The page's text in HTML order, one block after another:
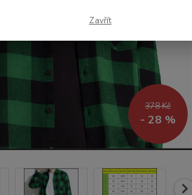
378 Kč
- 28 %
Zavřít